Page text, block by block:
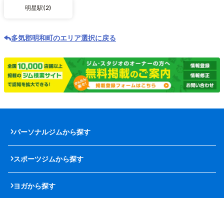
明星駅(2)
多気郡明和町のエリア選択に戻る
パーソナルジムから探す
スポーツジムから探す
ヨガから探す